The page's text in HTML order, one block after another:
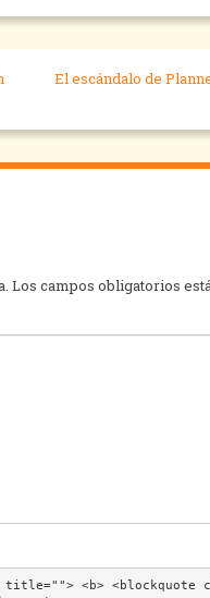
El escándalo de
Los campos obligatorios
<b> <blockquote